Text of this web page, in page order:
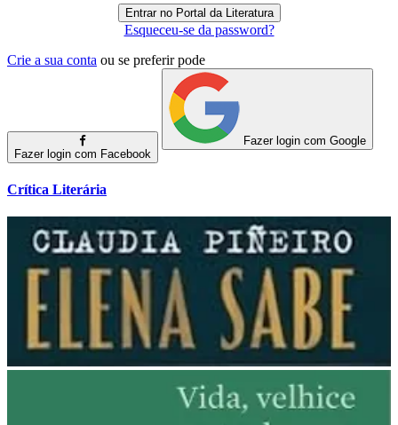
Esqueceu-se da password?
Crie a sua conta ou se preferir pode
Fazer login com Facebook
Fazer login com Google
Crítica Literária